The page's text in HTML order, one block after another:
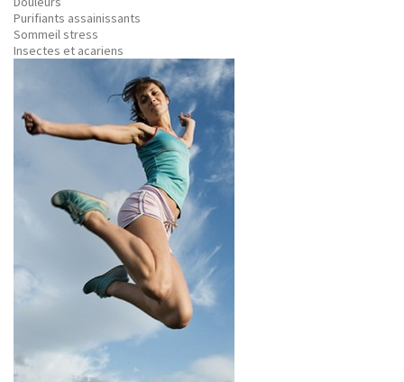
Purifiants assainissants
Sommeil stress
Insectes et acariens